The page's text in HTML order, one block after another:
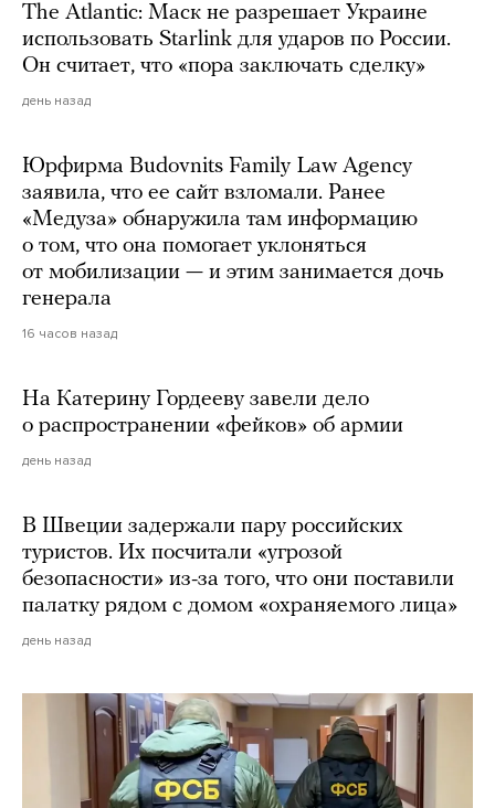
The Atlantic: Маск не разрешает Украине
использовать Starlink для ударов по России.
Он считает, что «пора заключать сделку»
день назад
Юрфирма Budovnits Family Law Agency
заявила, что ее сайт взломали. Ранее
«Медуза» обнаружила там информацию
о том, что она помогает уклоняться
от мобилизации — и этим занимается дочь
генерала
16 часов назад
На Катерину Гордееву завели дело
о распространении «фейков» об армии
день назад
В Швеции задержали пару российских
туристов. Их посчитали «угрозой
безопасности» из-за того, что они поставили
палатку рядом с домом «охраняемого лица»
день назад